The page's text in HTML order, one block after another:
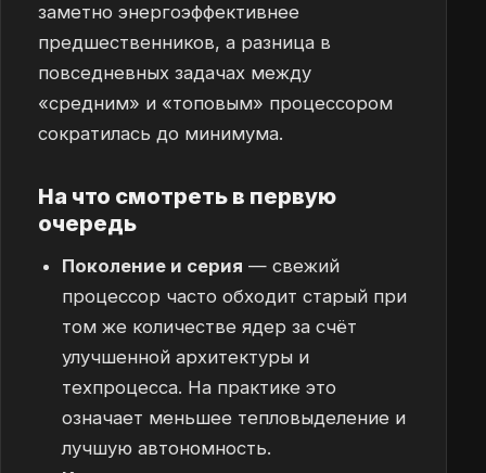
заметно энергоэффективнее
предшественников, а разница в
повседневных задачах между
«средним» и «топовым» процессором
сократилась до минимума.
На что смотреть в первую
очередь
Поколение и серия — свежий
процессор часто обходит старый при
том же количестве ядер за счёт
улучшенной архитектуры и
техпроцесса. На практике это
означает меньшее тепловыделение и
лучшую автономность.